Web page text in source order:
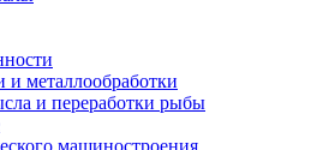
и металлообработки
и переработки рыбы
машиностроения